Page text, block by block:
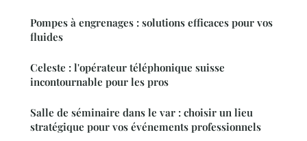
Pompes à engrenages : solutions efficaces pour vos
fluides
Celeste : l'opérateur téléphonique suisse
incontournable pour les pros
Salle de séminaire dans le var : choisir un lieu
stratégique pour vos événements professionnels